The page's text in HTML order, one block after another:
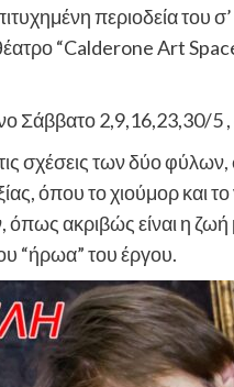
περιοδεία του
“Calderone Art
Σάββατο 2,9,16,23,30/5
σχέσεις των δύο φύλων,
όπου το χιούμορ και το
ακριβώς είναι η ζωή
“ήρωα” του έργου.